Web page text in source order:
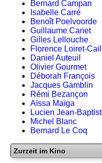
Bernard Campan
Isabelle Carré
Benoît Poelvoorde
Guillaume Canet
Gilles Lellouche
Florence Loiret-
Daniel Auteuil
Olivier Gourmet
Déborah François
Jacques Gamblin
Rémi Bezançon
Aïssa Maïga
Lucien Jean-
Michel Blanc
Bernard Le Coq
Zurzeit im Kino